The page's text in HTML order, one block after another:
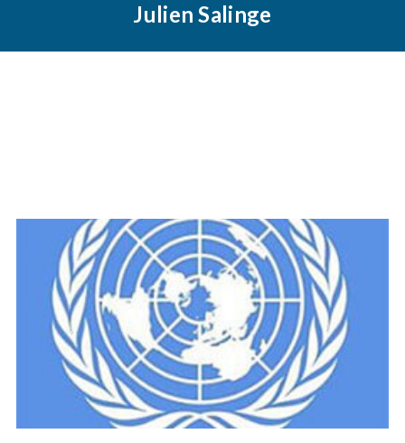
Julien Salinge